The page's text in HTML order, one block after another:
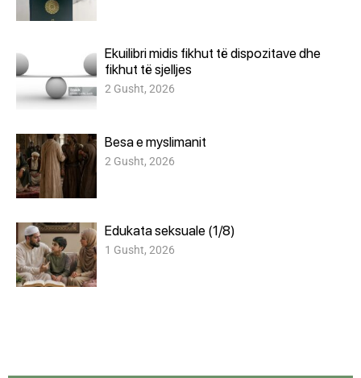
Ekuilibri midis fikhut të dispozitave dhe
fikhut të sjelljes
2 Gusht, 2026
Besa e myslimanit
2 Gusht, 2026
Edukata seksuale (1/8)
1 Gusht, 2026